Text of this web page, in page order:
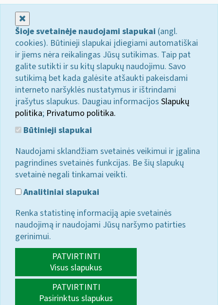
Šioje svetainėje naudojami slapukai (angl.
cookies). Būtinieji slapukai įdiegiami automatiškai
ir jiems nėra reikalingas Jūsų sutikimas. Taip pat
galite sutikti ir su kitų slapukų naudojimu. Savo
sutikimą bet kada galėsite atšaukti pakeisdami
interneto naršyklės nustatymus ir ištrindami
įrašytus slapukus. Daugiau informacijos Slapukų
politika; Privatumo politika.
Būtinieji slapukai
Naudojami sklandžiam svetainės veikimui ir įgalina
pagrindines svetainės funkcijas. Be šių slapukų
svetainė negali tinkamai veikti.
Analitiniai slapukai
Renka statistinę informaciją apie svetainės
naudojimą ir naudojami Jūsų naršymo patirties
gerinimui.
PATVIRTINTI
Visus slapukus
PATVIRTINTI
Pasirinktus slapukus